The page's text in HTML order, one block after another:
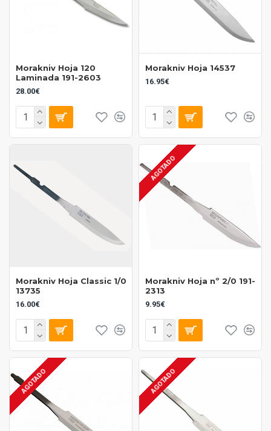
Morakniv Hoja 120
Laminada 191-2603
28.00€
Morakniv Hoja 14537
16.95€
Morakniv Hoja Classic 1/0
13735
16.00€
AGOTADO
Morakniv Hoja nº 2/0 191-
2313
9.95€
AGOTADO AGOTADO